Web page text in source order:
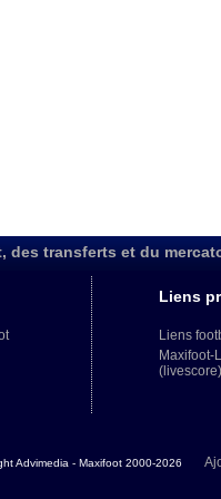
transferts et du
Liens
Liens
Maxifoot-
(livescore)
Advimedia - Maxifoot 2000-2026